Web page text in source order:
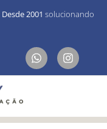
Desde 2001 solucionando